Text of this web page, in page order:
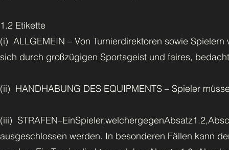
1.2 Etikette
(i) ALLGEMEIN – Von Turnierdirektoren sowie
sich durch großzügigen Sportsgeist und faires,
(ii) HANDHABUNG DES EQUIPMENTS – Spieler
(iii)
ausgeschlossen werden. In besonderen Fällen kann